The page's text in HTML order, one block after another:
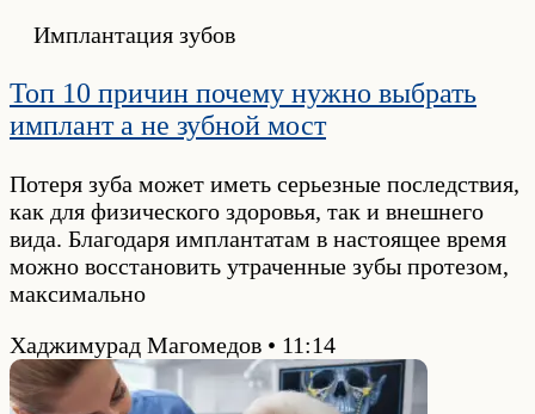
Имплантация зубов
Топ 10 причин почему нужно выбрать
имплант а не зубной мост
Потеря зуба может иметь серьезные последствия,
как для физического здоровья, так и внешнего
вида. Благодаря имплантатам в настоящее время
можно восстановить утраченные зубы протезом,
максимально
Хаджимурад Магомедов
11:14